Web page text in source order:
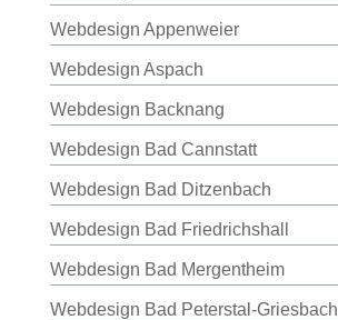
Webdesign Appenweier
Webdesign Aspach
Webdesign Backnang
Webdesign Bad Cannstatt
Webdesign Bad Ditzenbach
Webdesign Bad Friedrichshall
Webdesign Bad Mergentheim
Webdesign Bad Peterstal-Griesbach